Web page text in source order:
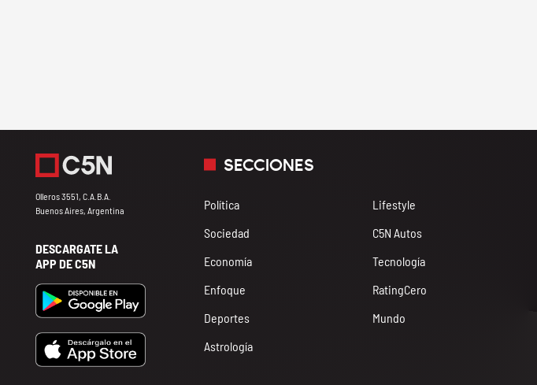
Olleros 3551, C.A.B.A.
Buenos Aires, Argentina
DESCARGATE LA
APP DE C5N
SECCIONES
Política
Sociedad
Economía
Enfoque
Deportes
Astrología
Lifestyle
C5N Autos
Tecnología
RatingCero
Mundo